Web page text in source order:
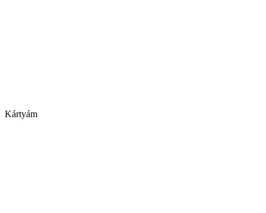
Kártyám